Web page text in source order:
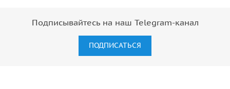
Подписывайтесь на наш Telegram-канал
ПОДПИСАТЬСЯ